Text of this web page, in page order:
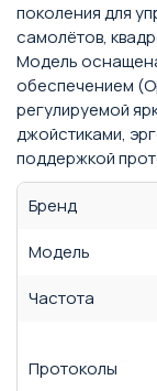
поколения для
самолётов,
Модель
обеспечением
регулируемой
джойстиками,
поддержкой
Бренд
Модель
Частота
Протоколы